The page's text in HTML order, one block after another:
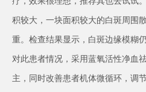
积较大，一块面积较大的白斑周围
重。检查结果显示，白斑边缘模糊
对此患者情况，采用蓝氧活性净血
主，同时改善患者机体微循环，调